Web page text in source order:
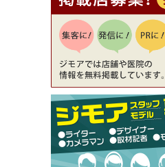
【ジモア読者特典1】
降（創作イタリアン
[有効期限]2026年9月30日
【ジモア限定②】初回
00円⇒1,100円（メン
ckle（ミックル））
[有効期限]2026年9月30日
【ジモア限定特典①】
50円（Premiere（プ
[有効期限]2026年9月30日
焼き餃子 一皿サービ